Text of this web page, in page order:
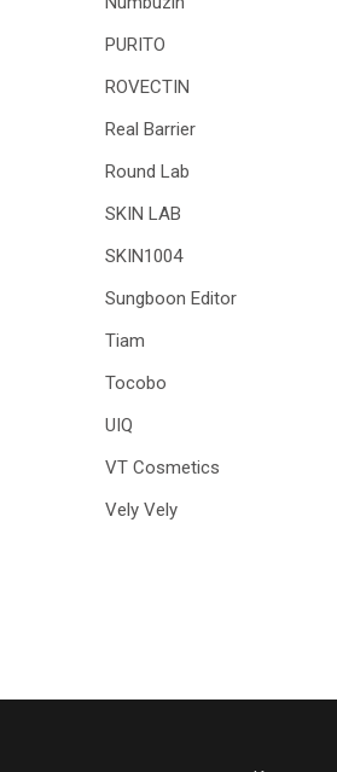
PURITO
ROVECTIN
Real Barrier
Round Lab
SKIN LAB
SKIN1004
Sungboon Editor
Tiam
Tocobo
UIQ
VT Cosmetics
Vely Vely